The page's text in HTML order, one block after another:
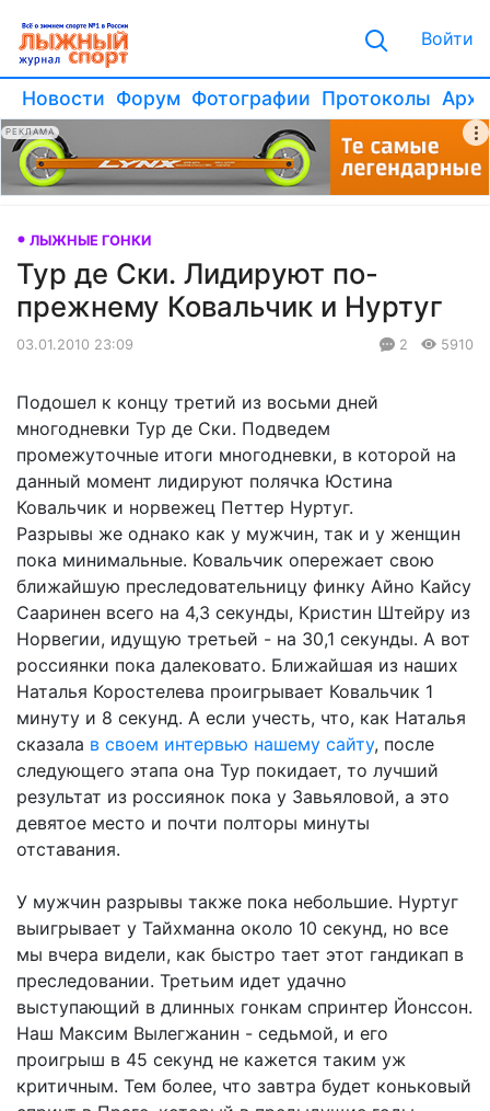
Войти
Новости Форум Фотографии Протоколы
РЕКЛАМА
ЛЫЖНЫЕ ГОНКИ
Тур де Ски. Лидируют по-
прежнему Ковальчик и Нуртуг
03.01.2010 23:09 2 5910
Подошел к концу третий из восьми дней
многодневки Тур де Ски. Подведем
промежуточные итоги многодневки, в которой на
данный момент лидируют полячка Юстина
Ковальчик и норвежец Петтер Нуртуг.
Разрывы же однако как у мужчин, так и у женщин
пока минимальные. Ковальчик опережает свою
ближайшую преследовательницу финку Айно Кайсу
Сааринен всего на 4,3 секунды, Кристин Штейру из
Норвегии, идущую третьей - на 30,1 секунды. А вот
россиянки пока далековато. Ближайшая из наших
Наталья Коростелева проигрывает Ковальчик 1
минуту и 8 секунд. А если учесть, что, как Наталья
сказала в своем интервью нашему сайту, после
следующего этапа она Тур покидает, то лучший
результат из россиянок пока у Завьяловой, а это
девятое место и почти полторы минуты
отставания.
У мужчин разрывы также пока небольшие. Нуртуг
выигрывает у Тайхманна около 10 секунд, но все
мы вчера видели, как быстро тает этот гандикап в
преследовании. Третьим идет удачно
выступающий в длинных гонкам спринтер Йонссон.
Наш Максим Вылегжанин - седьмой, и его
проигрыш в 45 секунд не кажется таким уж
критичным. Тем более, что завтра будет коньковый